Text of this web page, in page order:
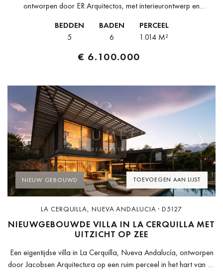
ontworpen door ER Arquitectos, met interieurontwerp en
een van de...
BEDDEN
5
BADEN
6
PERCEEL
1.014 M²
€ 6.100.000
TOEVOEGEN AAN LIJST
Previous Next
NIEUW GEBOUWD
LA CERQUILLA, NUEVA ANDALUCIA · D5127
NIEUWGEBOUWDE VILLA IN LA CERQUILLA MET
UITZICHT OP ZEE
Een eigentijdse villa in La Cerquilla, Nueva Andalucía, ontworpen
door Jacobsen Arquitectura op een ruim perceel in het hart van de